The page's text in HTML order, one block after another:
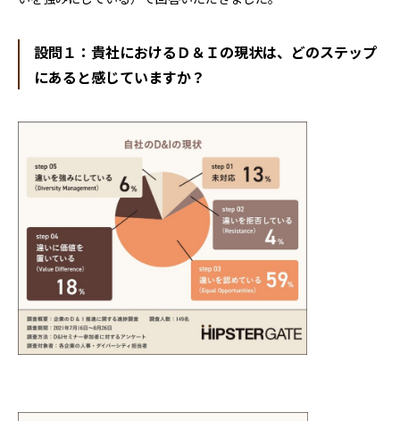
設問１：貴社におけるＤ＆Ｉの現状は、どのステップ
にあると感じていますか？